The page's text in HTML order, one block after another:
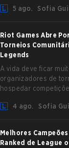
nerfs em Camille que
5 ago. Sofia
Riot Games Abre
Torneios
Legends
A vida deve ficar
organizadores de
hospedar
suas Diretrizes de
4 ago. Sofia
Melhores
Ranked de League